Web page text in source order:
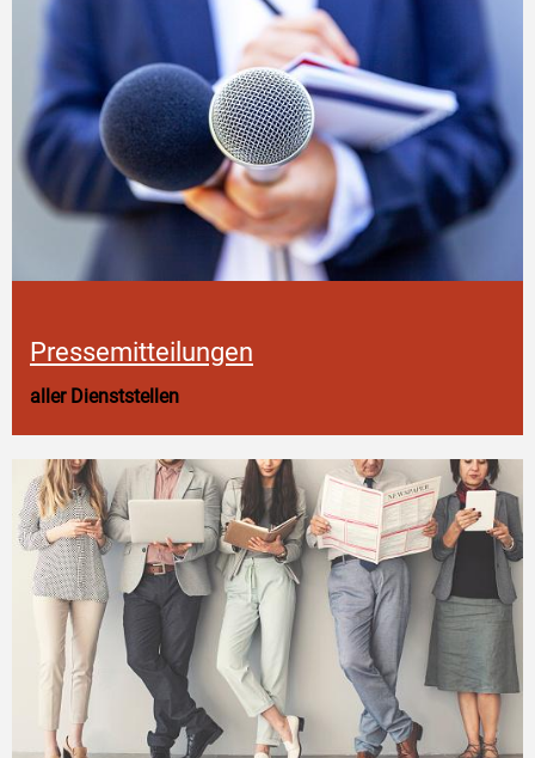
Pressemitteilungen
aller Dienststellen